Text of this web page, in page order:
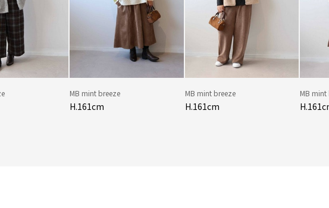
MB mint breeze
H.161cm
MB mint breeze
H.161cm
MB mint